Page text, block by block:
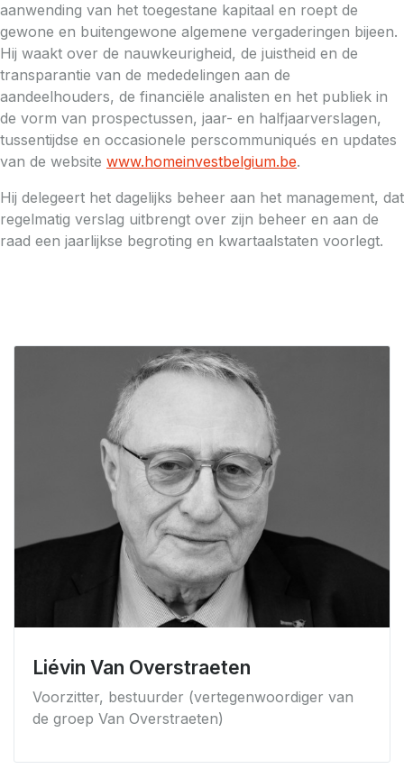
aanwending van het toegestane kapitaal en roept de
gewone en buitengewone algemene vergaderingen bijeen.
Hij waakt over de nauwkeurigheid, de juistheid en de
transparantie van de mededelingen aan de
aandeelhouders, de financiële analisten en het publiek in
de vorm van prospectussen, jaar- en halfjaarverslagen,
tussentijdse en occasionele perscommuniqués en updates
van de website www.homeinvestbelgium.be.
Hij delegeert het dagelijks beheer aan het management, dat
regelmatig verslag uitbrengt over zijn beheer en aan de
raad een jaarlijkse begroting en kwartaalstaten voorlegt.
Liévin Van Overstraeten
Voorzitter, bestuurder (vertegenwoordiger van
de groep Van Overstraeten)